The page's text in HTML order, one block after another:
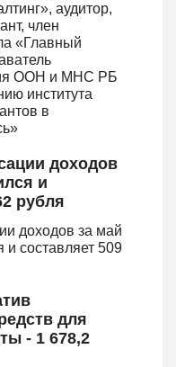
аудитор,
член
«Главный
ООН и МНС РБ
института
в
доходов
и
рубля
доходов за май
и составляет 509
для
- 1 678,2